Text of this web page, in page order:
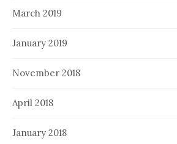
March 2019
January 2019
November 2018
April 2018
January 2018